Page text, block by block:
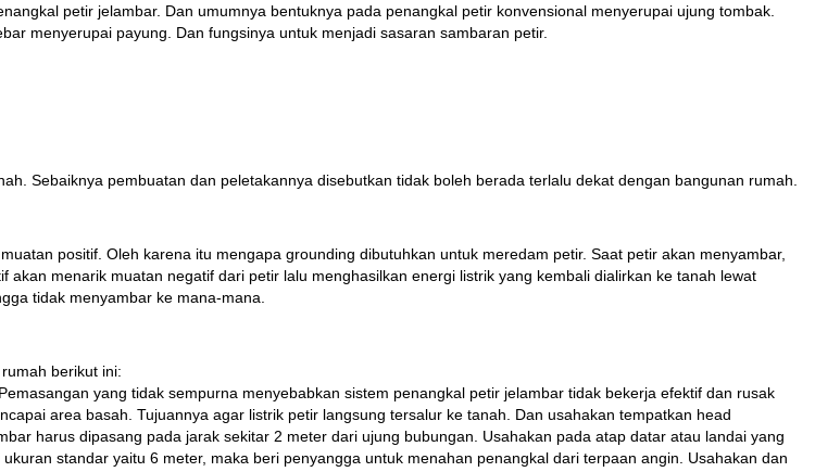
petir jelambar. Dan umumnya bentuknya pada penangkal petir konvensional menyerupai ujung tombak.
menyerupai payung. Dan fungsinya untuk menjadi sasaran sambaran petir.
Sebaiknya pembuatan dan peletakannya disebutkan tidak boleh berada terlalu dekat dengan bangunan rumah.
positif. Oleh karena itu mengapa grounding dibutuhkan untuk meredam petir. Saat petir akan menyambar,
menarik muatan negatif dari petir lalu menghasilkan energi listrik yang kembali dialirkan ke tanah lewat
tidak menyambar ke mana-mana.
berikut ini:
yang tidak sempurna menyebabkan sistem penangkal petir jelambar tidak bekerja efektif dan rusak
area basah. Tujuannya agar listrik petir langsung tersalur ke tanah. Dan usahakan tempatkan head
harus dipasang pada jarak sekitar 2 meter dari ujung bubungan. Usahakan pada atap datar atau landai yang
standar yaitu 6 meter, maka beri penyangga untuk menahan penangkal dari terpaan angin. Usahakan dan